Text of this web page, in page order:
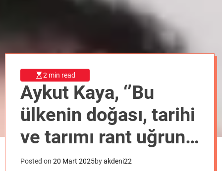
e
2 min read
Aykut Kaya, ‘’Bu
ülkenin doğası, tarihi
ve tarımı rant uğruna
feda edilemez!’’
Posted on 20 Mart 2025byakdeni22